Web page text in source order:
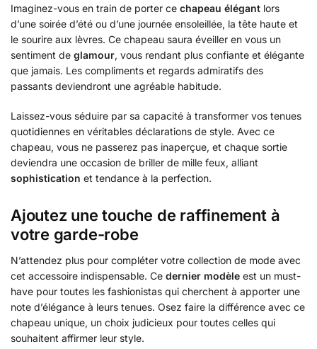
Imaginez-vous en train de porter ce chapeau élégant lors
d’une soirée d’été ou d’une journée ensoleillée, la tête haute et
le sourire aux lèvres. Ce chapeau saura éveiller en vous un
sentiment de glamour, vous rendant plus confiante et élégante
que jamais. Les compliments et regards admiratifs des
passants deviendront une agréable habitude.
Laissez-vous séduire par sa capacité à transformer vos tenues
quotidiennes en véritables déclarations de style. Avec ce
chapeau, vous ne passerez pas inaperçue, et chaque sortie
deviendra une occasion de briller de mille feux, alliant
sophistication et tendance à la perfection.
Ajoutez une touche de raffinement à
votre garde-robe
N’attendez plus pour compléter votre collection de mode avec
cet accessoire indispensable. Ce dernier modèle est un must-
have pour toutes les fashionistas qui cherchent à apporter une
note d’élégance à leurs tenues. Osez faire la différence avec ce
chapeau unique, un choix judicieux pour toutes celles qui
souhaitent affirmer leur style.